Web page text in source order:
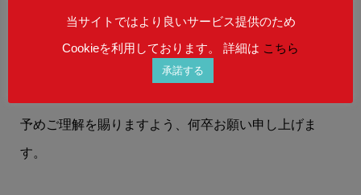
を、メールにてお知らせいたします。
在庫状況によりましては、御注文後にご希望の商品を
予めご理解を賜りますよう、何卒お願い申し上げま
す。
当サイトではより良いサービス提供のため
Cookieを利用しております。 詳細は こちら
承諾する